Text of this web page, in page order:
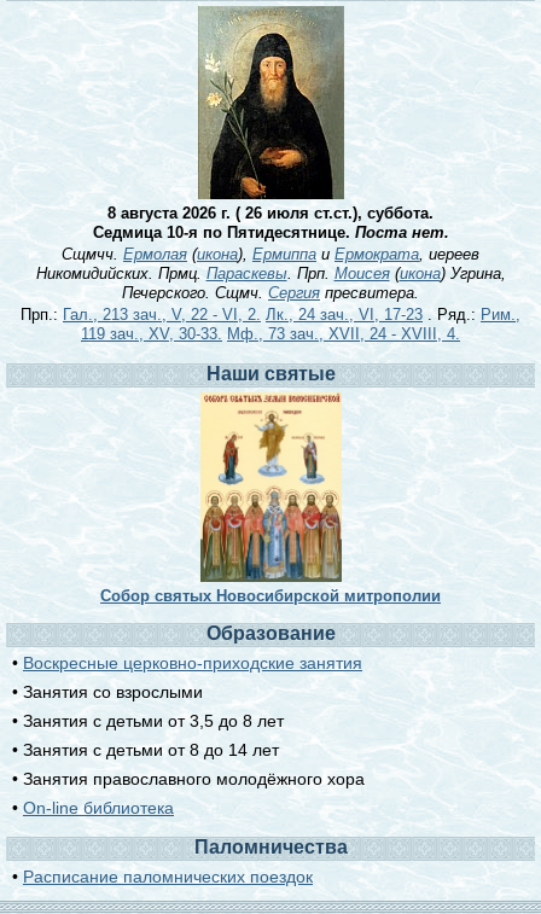
8 августа 2026 г. ( 26 июля ст.ст.), суббота.
Седмица 10-я по Пятидесятнице. Поста нет.
Сщмчч. Ермолая (икона), Ермиппаи Ермократа, иереев
Никомидийских. Прмц.Параскевы. Прп. Моисея(икона) Угрина,
Печерского. Сщмч. Сергия пресвитера.
Прп.: Гал., 213 зач., V, 22 - VI, 2. Лк., 24 зач., VI, 17-23 . Ряд.: Рим.,
119 зач., XV, 30-33. Мф., 73 зач., XVII, 24 - XVIII, 4.
Наши святые
Собор святых Новосибирской митрополии
Образование
• Воскресные церковно-приходские занятия
• Занятия со взрослыми
• Занятия с детьми от 3,5 до 8 лет
• Занятия с детьми от 8 до 14 лет
• Занятия православного молодёжного хора
• On-line библиотека
Паломничества
• Расписание паломнических поездок